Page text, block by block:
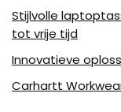
Stijlvolle
tot vrije tijd
Innovatieve
Carhartt